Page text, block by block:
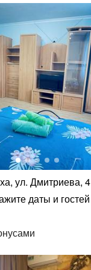
ул. Дмитриева, 4
даты и гостей